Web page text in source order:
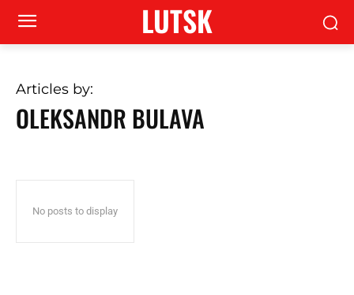
LUTSK
Articles by:
OLEKSANDR BULAVA
No posts to display